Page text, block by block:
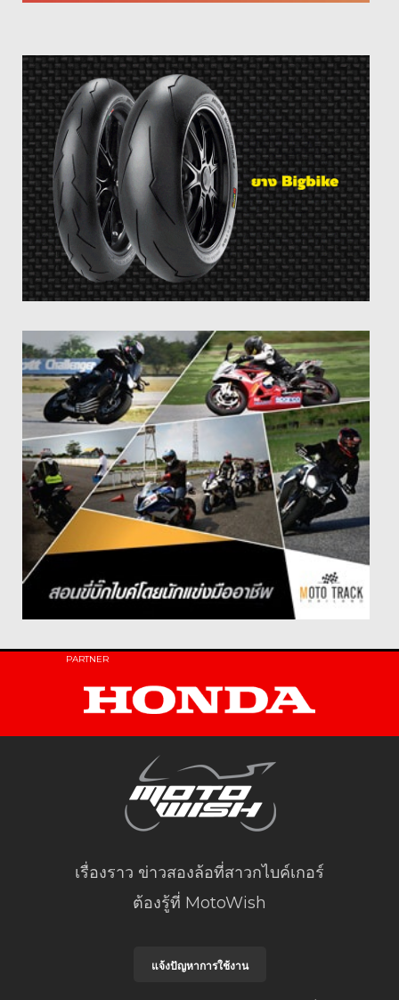
PARTNER
เรื่องราว ข่าวสองล้อที่สาวกไบค์เกอร์
ต้องรู้ที่ MotoWish
แจ้งปัญหาการใช้งาน